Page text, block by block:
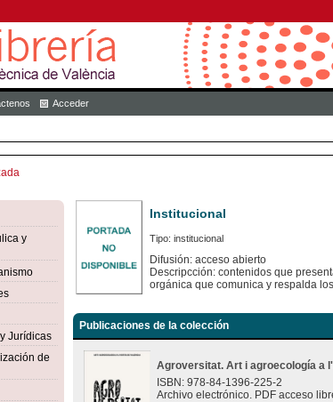
Acceder
y
Jurídicas
de
Institucional
Tipo: institucional
Difusión: acceso abierto
Descripcción: contenidos que
orgánica que comunica y respalda
Publicaciones de la colección
Agroversitat. Art i agroecología a
ISBN: 978-84-1396-225-2
Archivo electrónico. PDF acceso